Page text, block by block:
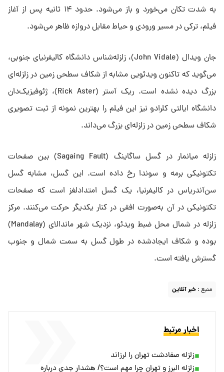
به شدت تکان می‌خورد و باز می‌شود. حدود ۱۴ ثانیه پس از آغاز
فیلم، ترکی در مسیر ورودی و حیاط مقابل دروازه ظاهر می‌شود.
جان ویدال (John Vidale)، زلزله‌شناس دانشگاه کالیفرنیای جنوبی،
می‌گوید که تاکنون ویدئویی مشابه از شکاف سطحی زمین در زلزله‌ای
بزرگ دیده نشده است. ریک آستر (Rick Aster)، ژئوفیزیک‌دان
دانشگاه ایالتی کلرادو نیز این فیلم را بهترین نمونه از ثبت تصویری
شکاف سطحی زمین در زلزله‌ای بزرگ می‌داند.
زلزله میانمار در گسل ساگاینگ (Sagaing Fault) بین صفحات
تکتونیکی برمه و سوندا رخ داده است. این گسل، مشابه گسل
سن‌آندریاس در کالیفرنیا، یک گسل امتدادلغز است که صفحات
تکتونیکی در آن به‌صورت افقی در کنار یکدیگر حرکت می‌کنند. مرکز
زلزله در شمال محل ضبط ویدئو، نزدیک شهر ماندالای (Mandalay)
بوده و شکاف ایجادشده در طول گسل به سمت شمال و جنوب
گسترش یافته است.
منبع : خبر آنلاین
اخبار مرتبط
زلزله صفادشت تهران را لرزاند
زلزله البرز و تهران چرا مهم است؟/ هشدار جدی درباره